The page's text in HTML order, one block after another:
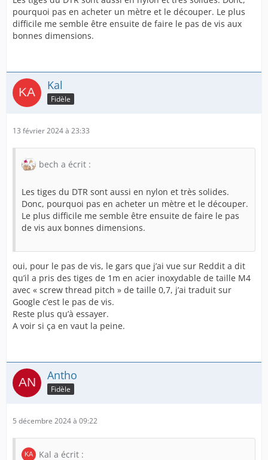
pourquoi pas en acheter un mètre et le découper. Le plus
difficile me semble être ensuite de faire le pas de vis aux
bonnes dimensions.
Kal
Fidèle
13 février 2024 à 23:33
bech a écrit :
Les tiges du DTR sont aussi en nylon et très solides.
Donc, pourquoi pas en acheter un mètre et le découper.
Le plus difficile me semble être ensuite de faire le pas
de vis aux bonnes dimensions.
oui, pour le pas de vis, le gars que j’ai vue sur Reddit a dit
qu’il a pris des tiges de 1m en acier inoxydable de taille M4
avec « screw thread pitch » de taille 0,7, j’ai traduit sur
Google c’est le pas de vis.
Reste plus qu’à essayer.
A voir si ça en vaut la peine.
Antho
Fidèle
5 décembre 2024 à 09:22
Kal a écrit :